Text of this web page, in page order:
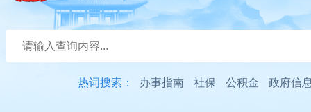
热词搜索： 办事指南 社保 公积金 政府信